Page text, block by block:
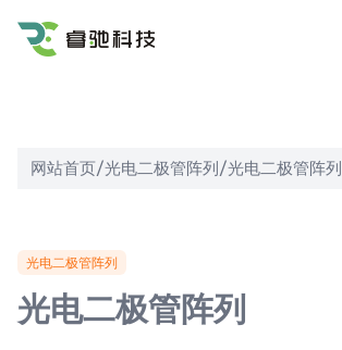
网站首页/光电二极管阵列/光电二极管阵列
光电二极管阵列
光电二极管阵列